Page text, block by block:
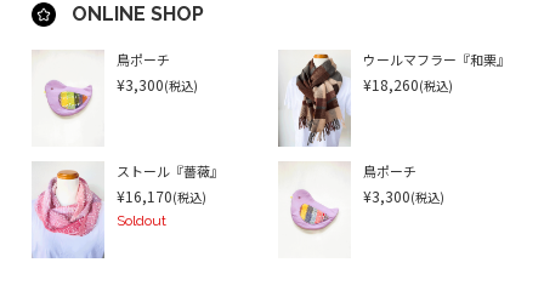
ONLINE SHOP
鳥ポーチ
¥3,300(税込)
ウールマフラー『和栗』
¥18,260(税込)
ストール『薔薇』
¥16,170(税込)
Soldout
鳥ポーチ
¥3,300(税込)